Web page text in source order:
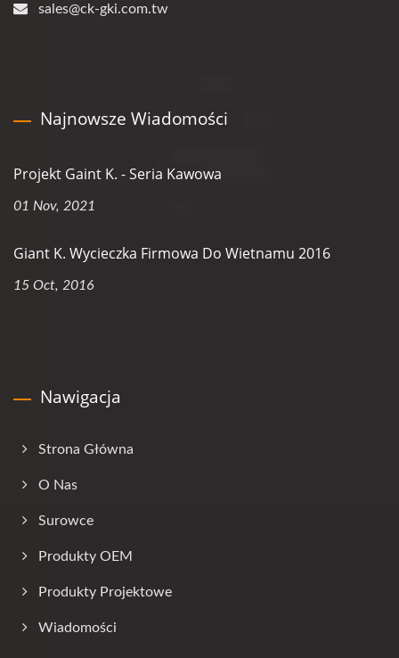
sales@ck-gki.com.tw
Najnowsze Wiadomości
Projekt Gaint K. - Seria Kawowa
01 Nov, 2021
Giant K. Wycieczka Firmowa Do Wietnamu 2016
15 Oct, 2016
Nawigacja
Strona Główna
O Nas
Surowce
Produkty OEM
Produkty Projektowe
Wiadomości